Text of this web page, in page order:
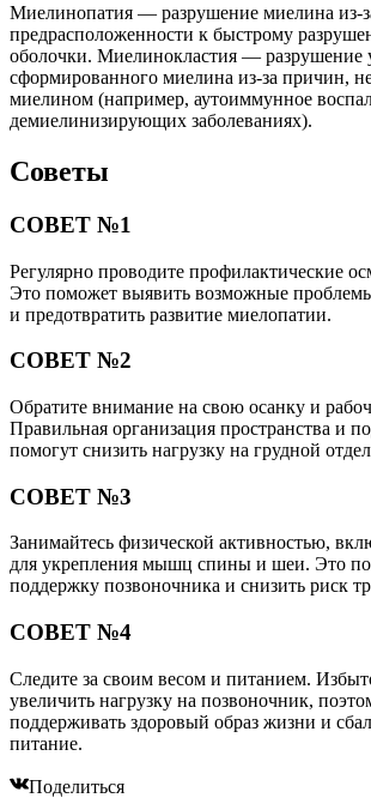
Миелинопатия — разрушение миелина из-
предрасположенности к быстрому
оболочки. Миелинокластия — разрушение
сформированного миелина из-за причин,
миелином (например, аутоиммунное
демиелинизирующих заболеваниях).
Советы
СОВЕТ №1
Регулярно проводите профилактические
Это поможет выявить возможные
и предотвратить развитие миелопатии.
СОВЕТ №2
Обратите внимание на свою осанку и
Правильная организация пространства и
помогут снизить нагрузку на грудной
СОВЕТ №3
Занимайтесь физической активностью,
для укрепления мышц спины и шеи. Это
поддержку позвоночника и снизить риск
СОВЕТ №4
Следите за своим весом и питанием.
увеличить нагрузку на позвоночник,
поддерживать здоровый образ жизни и
питание.
Поделиться